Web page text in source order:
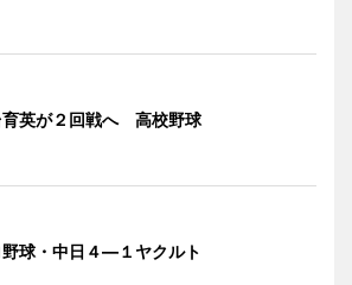
育英が２回戦へ 高校野球
野球・中日４―１ヤクルト